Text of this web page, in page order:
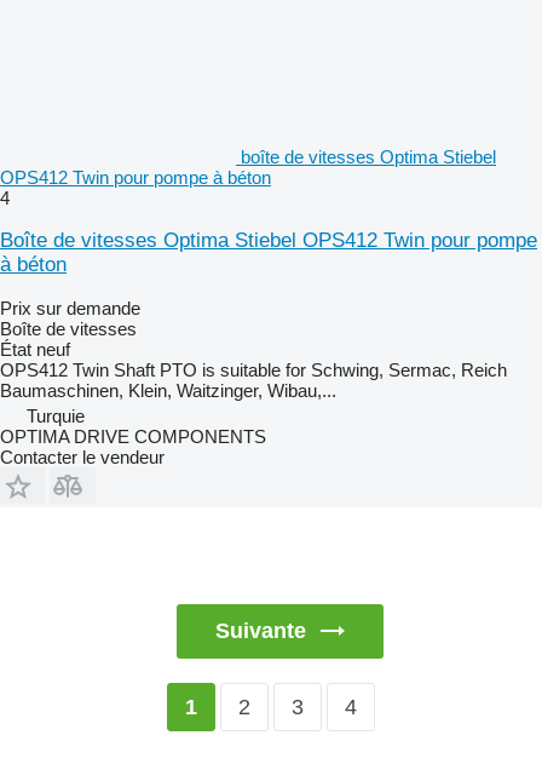
boîte de vitesses Optima Stiebel
OPS412 Twin pour pompe à béton
4
Boîte de vitesses Optima Stiebel OPS412 Twin pour pompe
à béton
Prix sur demande
Boîte de vitesses
État neuf
OPS412 Twin Shaft PTO is suitable for Schwing, Sermac, Reich
Baumaschinen, Klein, Waitzinger, Wibau,...
Turquie
OPTIMA DRIVE COMPONENTS
Contacter le vendeur
Suivante
1 2 3 4